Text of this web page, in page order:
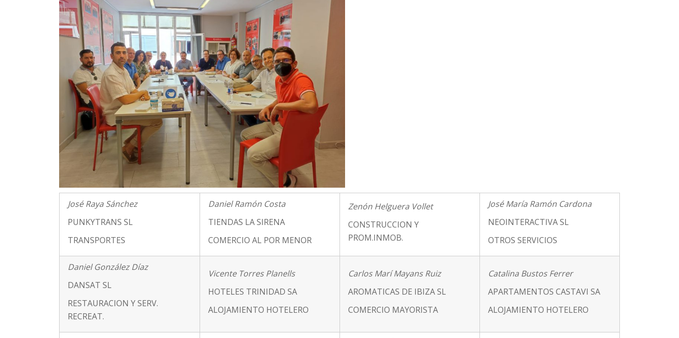
José Raya Sánchez
PUNKYTRANS SL
TRANSPORTES
Daniel Ramón Costa
TIENDAS LA SIRENA
COMERCIO AL POR MENOR
Zenón Helguera Vollet
CONSTRUCCION Y
PROM.INMOB.
José María Ramón Cardona
NEOINTERACTIVA SL
OTROS SERVICIOS
Daniel González Díaz
DANSAT SL
RESTAURACION Y SERV.
RECREAT.
Vicente Torres Planells
HOTELES TRINIDAD SA
ALOJAMIENTO HOTELERO
Carlos Marí Mayans Ruiz
AROMATICAS DE IBIZA SL
COMERCIO MAYORISTA
Catalina Bustos Ferrer
APARTAMENTOS CASTAVI SA
ALOJAMIENTO HOTELERO